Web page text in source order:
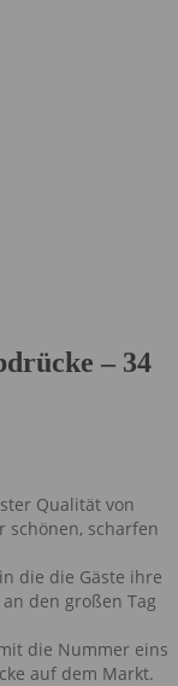
– 34
Qualität von
schönen, scharfen
die die Gäste ihre
den großen Tag
die Nummer eins
auf dem Markt.